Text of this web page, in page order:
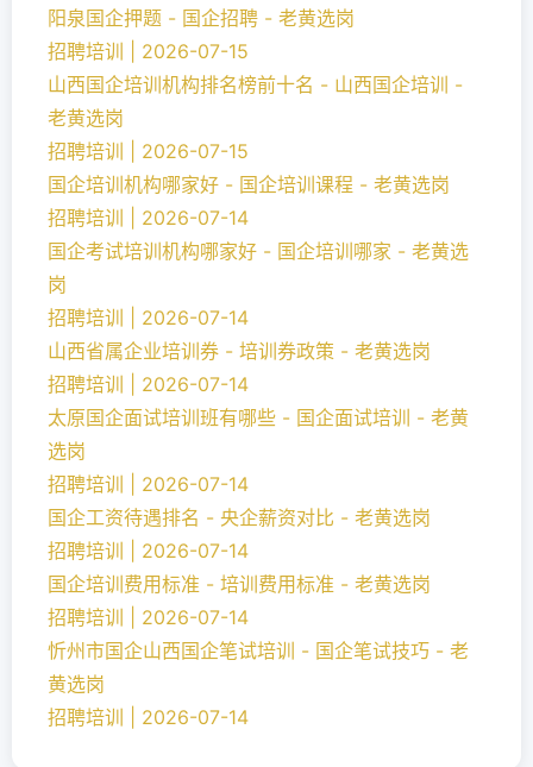
阳泉国企押题 - 国企招聘 - 老黄选岗
招聘培训 | 2026-07-15
山西国企培训机构排名榜前十名 - 山西国企培训 -
老黄选岗
招聘培训 | 2026-07-15
国企培训机构哪家好 - 国企培训课程 - 老黄选岗
招聘培训 | 2026-07-14
国企考试培训机构哪家好 - 国企培训哪家 - 老黄选
岗
招聘培训 | 2026-07-14
山西省属企业培训券 - 培训券政策 - 老黄选岗
招聘培训 | 2026-07-14
太原国企面试培训班有哪些 - 国企面试培训 - 老黄
选岗
招聘培训 | 2026-07-14
国企工资待遇排名 - 央企薪资对比 - 老黄选岗
招聘培训 | 2026-07-14
国企培训费用标准 - 培训费用标准 - 老黄选岗
招聘培训 | 2026-07-14
忻州市国企山西国企笔试培训 - 国企笔试技巧 - 老
黄选岗
招聘培训 | 2026-07-14